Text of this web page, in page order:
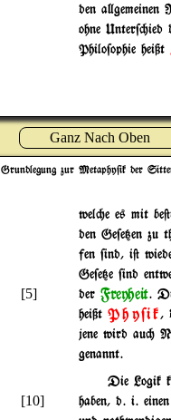
den a}gemeinen
ohne
Philo$ophie heißt
Ganz Nach Oben
Grundlegung zur Metaphy$ik der
wel"e es mit
den Ge$e{en zu
fen $ind, i@
Ge$e{e $ind
[5] der Freyheit.
heißt Phy$ik,
jene wird au"
genannt.
Die Logik
[10]
haben, d. i.